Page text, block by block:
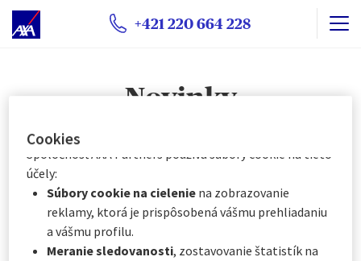
+421 220 664 228
Novinky
31. 03. 2025
Rýchla dovolenka – víkendový pobyt v meste
Cookies
voliteľnými súbormi cookie v závislosti od ich kategórie:
Okamžite kliknutím na „
“
súborov cookie“, ktoré je k dispozícii v päte
Spoločnosť AXA Partners používa súbory cookie na tieto
účely:
Súbory cookie na cielenie na zobrazovanie
reklamy, ktorá je prispôsobená vášmu prehliadaniu
a vášmu profilu.
Meranie sledovanosti, zostavovanie štatistík na